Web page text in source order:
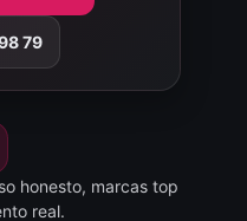
79
honesto, marcas top
real.